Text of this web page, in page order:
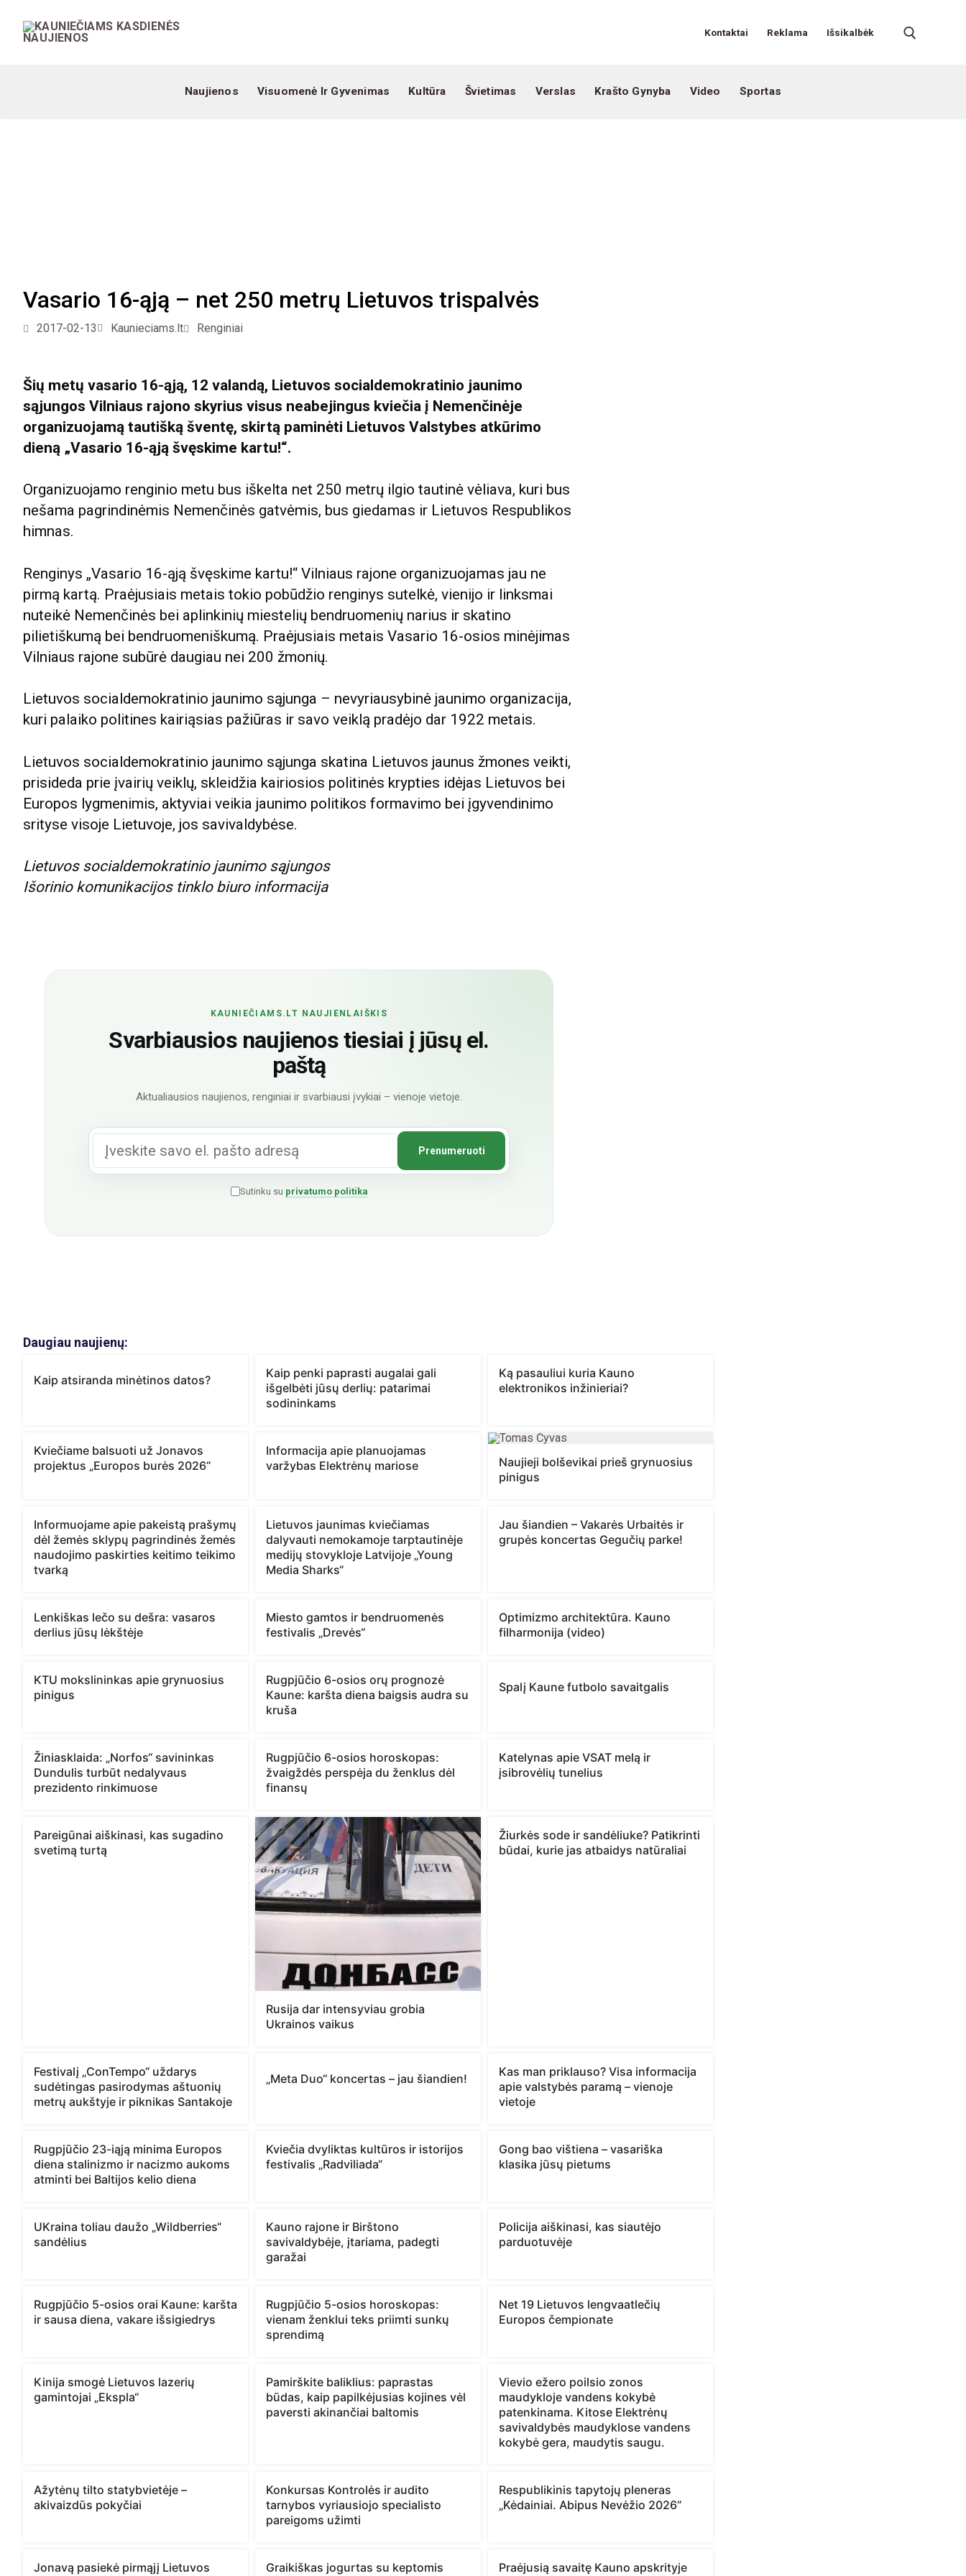
Kontaktai Reklama Išsikalbėk
Naujienos Visuomenė Ir Gyvenimas Kultūra Švietimas Verslas Krašto Gynyba Video Sportas
Vasario 16-ąją – net 250 metrų Lietuvos trispalvės
2017-02-13 Kaunieciams.lt Renginiai
Šių metų vasario 16-ąją, 12 valandą, Lietuvos socialdemokratinio jaunimo
sąjungos Vilniaus rajono skyrius visus neabejingus kviečia į Nemenčinėje
organizuojamą tautišką šventę, skirtą paminėti Lietuvos Valstybes atkūrimo
dieną „Vasario 16-ąją švęskime kartu!“.
Organizuojamo renginio metu bus iškelta net 250 metrų ilgio tautinė vėliava, kuri bus
nešama pagrindinėmis Nemenčinės gatvėmis, bus giedamas ir Lietuvos Respublikos
himnas.
Renginys „Vasario 16-ąją švęskime kartu!“ Vilniaus rajone organizuojamas jau ne
pirmą kartą. Praėjusiais metais tokio pobūdžio renginys sutelkė, vienijo ir linksmai
nuteikė Nemenčinės bei aplinkinių miestelių bendruomenių narius ir skatino
pilietiškumą bei bendruomeniškumą. Praėjusiais metais Vasario 16-osios minėjimas
Vilniaus rajone subūrė daugiau nei 200 žmonių.
Lietuvos socialdemokratinio jaunimo sąjunga – nevyriausybinė jaunimo organizacija,
kuri palaiko politines kairiąsias pažiūras ir savo veiklą pradėjo dar 1922 metais.
Lietuvos socialdemokratinio jaunimo sąjunga skatina Lietuvos jaunus žmones veikti,
prisideda prie įvairių veiklų, skleidžia kairiosios politinės krypties idėjas Lietuvos bei
Europos lygmenimis, aktyviai veikia jaunimo politikos formavimo bei įgyvendinimo
srityse visoje Lietuvoje, jos savivaldybėse.
Lietuvos socialdemokratinio jaunimo sąjungos
Išorinio komunikacijos tinklo biuro informacija
KAUNIEČIAMS.LT NAUJIENLAIŠKIS
Svarbiausios naujienos tiesiai į jūsų el.
paštą
Aktualiausios naujienos, renginiai ir svarbiausi įvykiai – vienoje vietoje.
Sutinku su privatumo politika
Daugiau naujienų:
Kaip atsiranda minėtinos datos?
Kaip penki paprasti augalai gali
išgelbėti jūsų derlių: patarimai
sodininkams
Ką pasauliui kuria Kauno
elektronikos inžinieriai?
Kviečiame balsuoti už Jonavos
projektus „Europos burės 2026“
Informacija apie planuojamas
varžybas Elektrėnų mariose
Naujieji bolševikai prieš grynuosius
pinigus
Informuojame apie pakeistą prašymų
dėl žemės sklypų pagrindinės žemės
naudojimo paskirties keitimo teikimo
tvarką
Lietuvos jaunimas kviečiamas
dalyvauti nemokamoje tarptautinėje
medijų stovykloje Latvijoje „Young
Media Sharks“
Jau šiandien – Vakarės Urbaitės ir
grupės koncertas Gegučių parke!
Lenkiškas lečo su dešra: vasaros
derlius jūsų lėkštėje
Miesto gamtos ir bendruomenės
festivalis „Drevės“
Optimizmo architektūra. Kauno
filharmonija (video)
KTU mokslininkas apie grynuosius
pinigus
Rugpjūčio 6-osios orų prognozė
Kaune: karšta diena baigsis audra su
kruša
Spalį Kaune futbolo savaitgalis
Žiniasklaida: „Norfos“ savininkas
Dundulis turbūt nedalyvaus
prezidento rinkimuose
Rugpjūčio 6-osios horoskopas:
žvaigždės perspėja du ženklus dėl
finansų
Katelynas apie VSAT melą ir
įsibrovėlių tunelius
Pareigūnai aiškinasi, kas sugadino
svetimą turtą
Rusija dar intensyviau grobia
Ukrainos vaikus
Žiurkės sode ir sandėliuke? Patikrinti
būdai, kurie jas atbaidys natūraliai
Festivalį „ConTempo“ uždarys
sudėtingas pasirodymas aštuonių
metrų aukštyje ir piknikas Santakoje
„Meta Duo“ koncertas – jau šiandien!
Kas man priklauso? Visa informacija
apie valstybės paramą – vienoje
vietoje
Rugpjūčio 23-iąją minima Europos
diena stalinizmo ir nacizmo aukoms
atminti bei Baltijos kelio diena
Kviečia dvyliktas kultūros ir istorijos
festivalis „Radviliada“
Gong bao vištiena – vasariška
klasika jūsų pietums
UKraina toliau daužo „Wildberries“
sandėlius
Kauno rajone ir Birštono
savivaldybėje, įtariama, padegti
garažai
Policija aiškinasi, kas siautėjo
parduotuvėje
Rugpjūčio 5-osios orai Kaune: karšta
ir sausa diena, vakare išsigiedrys
Rugpjūčio 5-osios horoskopas:
vienam ženklui teks priimti sunkų
sprendimą
Net 19 Lietuvos lengvaatlečių
Europos čempionate
Kinija smogė Lietuvos lazerių
gamintojai „Ekspla“
Pamirškite baliklius: paprastas
būdas, kaip papilkėjusias kojines vėl
paversti akinančiai baltomis
Vievio ežero poilsio zonos
maudykloje vandens kokybė
patenkinama. Kitose Elektrėnų
savivaldybės maudyklose vandens
kokybė gera, maudytis saugu.
Ažytėnų tilto statybvietėje –
akivaizdūs pokyčiai
Konkursas Kontrolės ir audito
tarnybos vyriausiojo specialisto
pareigoms užimti
Respublikinis tapytojų pleneras
„Kėdainiai. Abipus Nevėžio 2026“
Jonavą pasiekė pirmąjį Lietuvos
Graikiškas jogurtas su keptomis
Praėjusią savaitę Kauno apskrityje